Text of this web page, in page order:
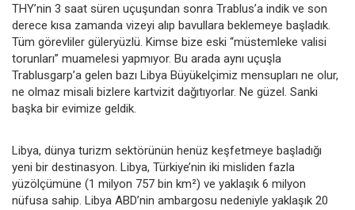
THY’nin 3 saat süren uçuşundan sonra Trablus’a indik ve son
derece kısa zamanda vizeyi alıp bavullara beklemeye başladık.
Tüm görevliler güleryüzlü. Kimse bize eski “müstemleke valisi
torunları” muamelesi yapmıyor. Bu arada aynı uçuşla
Trablusgarp’a gelen bazı Libya Büyükelçimiz mensupları ne olur,
ne olmaz misali bizlere kartvizit dağıtıyorlar. Ne güzel. Sanki
başka bir evimize geldik.
Libya, dünya turizm sektörünün henüz keşfetmeye başladığı
yeni bir destinasyon. Libya, Türkiye’nin iki misliden fazla
yüzölçümüne (1 milyon 757 bin km²) ve yaklaşık 6 milyon
nüfusa sahip. Libya ABD’nin ambargosu nedeniyle yaklaşık 20